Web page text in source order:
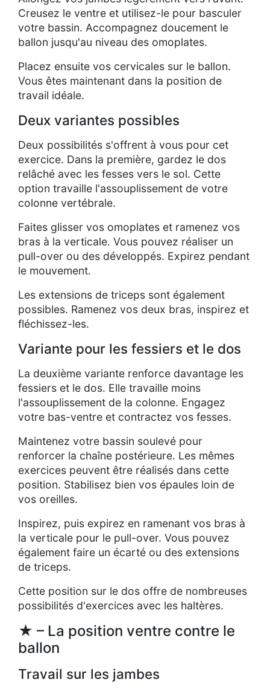
Creusez le ventre et utilisez-le pour basculer
votre bassin. Accompagnez doucement le
ballon jusqu'au niveau des omoplates.
Placez ensuite vos cervicales sur le ballon.
Vous êtes maintenant dans la position de
travail idéale.
Deux variantes possibles
Deux possibilités s'offrent à vous pour cet
exercice. Dans la première, gardez le dos
relâché avec les fesses vers le sol. Cette
option travaille l'assouplissement de votre
colonne vertébrale.
Faites glisser vos omoplates et ramenez vos
bras à la verticale. Vous pouvez réaliser un
pull-over ou des développés. Expirez pendant
le mouvement.
Les extensions de triceps sont également
possibles. Ramenez vos deux bras, inspirez et
fléchissez-les.
Variante pour les fessiers et le dos
La deuxième variante renforce davantage les
fessiers et le dos. Elle travaille moins
l'assouplissement de la colonne. Engagez
votre bas-ventre et contractez vos fesses.
Maintenez votre bassin soulevé pour
renforcer la chaîne postérieure. Les mêmes
exercices peuvent être réalisés dans cette
position. Stabilisez bien vos épaules loin de
vos oreilles.
Inspirez, puis expirez en ramenant vos bras à
la verticale pour le pull-over. Vous pouvez
également faire un écarté ou des extensions
de triceps.
Cette position sur le dos offre de nombreuses
possibilités d'exercices avec les haltères.
★ – La position ventre contre le
ballon
Travail sur les jambes